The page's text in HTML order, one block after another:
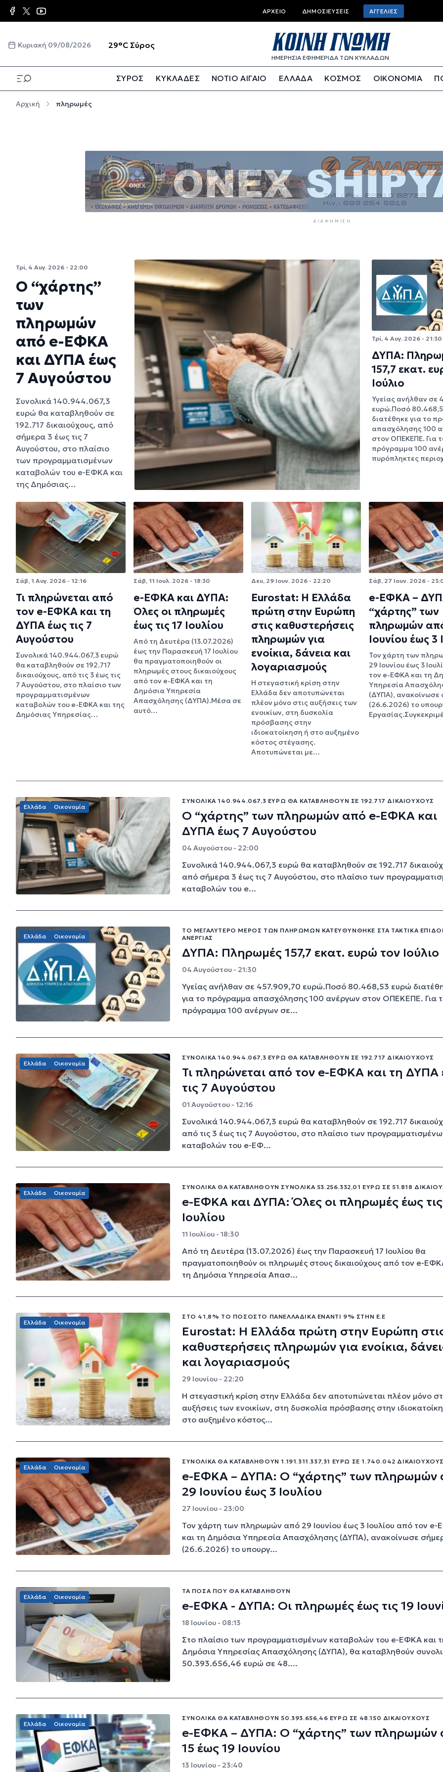
Παράκαμψη προς το κυρίως περιεχόμενο Top bar menu
ΑΡΧΕΊΟ ΔΗΜΟΣΙΕΎΣΕΙΣ ΑΓΓΕΛΊΕΣ
Κυριακή 09/08/2026 29°C Σύρος
ΗΜΕΡΗΣΙΑ ΕΦΗΜΕΡΙΔΑ ΤΩΝ ΚΥΚΛΑΔΩΝ
ΣΥΡΟΣ ΚΥΚΛΑΔΕΣ ΝΟΤΙΟ ΑΙΓΑΙΟ ΕΛΛΑΔΑ ΚΟΣΜΟΣ ΟΙΚΟΝΟΜΙΑ
Αρχική πληρωμές
ΔΙΑΦΉΜΙΣΗ
Τρί, 4 Αυγ. 2026 - 22:00
Ο “χάρτης”
των
πληρωμών
από e-ΕΦΚΑ
και ΔΥΠΑ έως
7 Αυγούστου
Συνολικά 140.944.067,3
ευρώ θα καταβληθούν σε
192.717 δικαιούχους, από
σήμερα 3 έως τις 7
Αυγούστου, στο πλαίσιο
των προγραμματισμένων
καταβολών του e-ΕΦΚΑ και
της Δημόσιας…
Τρί, 4 Αυγ. 2026 - 21:30
ΔΥΠΑ:
157,7 εκατ.
Ιούλιο
Υγείας ανήλθαν σε
ευρώ.Ποσό
διατέθηκε για το
απασχόλησης 100
στον ΟΠΕΚΕΠΕ. Για
πρόγραμμα 100
πυρόπληκτες
Σάβ, 1 Αυγ. 2026 - 12:16
Τι πληρώνεται από
τον e-ΕΦΚΑ και τη
ΔΥΠΑ έως τις 7
Αυγούστου
Συνολικά 140.944.067,3 ευρώ
θα καταβληθούν σε 192.717
δικαιούχους, από τις 3 έως τις
7 Αυγούστου, στο πλαίσιο των
προγραμματισμένων
καταβολών του e-ΕΦΚΑ και της
Δημόσιας Υπηρεσίας…
Σάβ, 11 Ιουλ. 2026 - 18:30
e-ΕΦΚΑ και ΔΥΠΑ:
Όλες οι πληρωμές
έως τις 17 Ιουλίου
Από τη Δευτέρα (13.07.2026)
έως την Παρασκευή 17 Ιουλίου
θα πραγματοποιηθούν οι
πληρωμές στους δικαιούχους
από τον e-ΕΦΚΑ και τη
Δημόσια Υπηρεσία
Απασχόλησης (ΔΥΠΑ).Μέσα σε
αυτό…
Δευ, 29 Ιουν. 2026 - 22:20
Eurostat: Η Ελλάδα
πρώτη στην Ευρώπη
στις καθυστερήσεις
πληρωμών για
ενοίκια, δάνεια και
λογαριασμούς
Η στεγαστική κρίση στην
Ελλάδα δεν αποτυπώνεται
πλέον μόνο στις αυξήσεις των
ενοικίων, στη δυσκολία
πρόσβασης στην
ιδιοκατοίκηση ή στο αυξημένο
κόστος στέγασης.
Αποτυπώνεται με…
Σάβ, 27 Ιουν. 2026 -
e-ΕΦΚΑ –
“χάρτης” των
πληρωμών
Ιουνίου έως 3
Τον χάρτη των
29 Ιουνίου έως 3
τον e-ΕΦΚΑ και τη
Υπηρεσία
(ΔΥΠΑ), ανακοίνωσε
(26.6.2026) το
Ελλάδα Οικονομία
ΣΥΝΟΛΙΚΆ 140.944.067,3 ΕΥΡΏ ΘΑ ΚΑΤΑΒΛΗΘΟΎΝ ΣΕ 192.717 ΔΙΚΑΙΟΎΧΟΥΣ
Ο “χάρτης” των πληρωμών από e-ΕΦΚΑ και
ΔΥΠΑ έως 7 Αυγούστου
04 Αυγούστου - 22:00
Συνολικά 140.944.067,3 ευρώ θα καταβληθούν σε 192.717
από σήμερα 3 έως τις 7 Αυγούστου, στο πλαίσιο των
καταβολών του e...
Ελλάδα Οικονομία
ΤΟ ΜΕΓΑΛΎΤΕΡΟ ΜΈΡΟΣ ΤΩΝ ΠΛΗΡΩΜΏΝ ΚΑΤΕΥΘΎΝΘΗΚΕ ΣΤΑ ΤΑΚΤΙΚΆ
ΑΝΕΡΓΊΑΣ
ΔΥΠΑ: Πληρωμές 157,7 εκατ. ευρώ τον Ιούλιο
04 Αυγούστου - 21:30
Υγείας ανήλθαν σε 457.909,70 ευρώ.Ποσό 80.468,53 ευρώ
για το πρόγραμμα απασχόλησης 100 ανέργων στον ΟΠΕΚΕΠΕ. Για
πρόγραμμα 100 ανέργων σε...
Ελλάδα Οικονομία
ΣΥΝΟΛΙΚΆ 140.944.067,3 ΕΥΡΏ ΘΑ ΚΑΤΑΒΛΗΘΟΎΝ ΣΕ 192.717 ΔΙΚΑΙΟΎΧΟΥΣ
Τι πληρώνεται από τον e-ΕΦΚΑ και τη ΔΥΠΑ
τις 7 Αυγούστου
01 Αυγούστου - 12:16
Συνολικά 140.944.067,3 ευρώ θα καταβληθούν σε 192.717
από τις 3 έως τις 7 Αυγούστου, στο πλαίσιο των
καταβολών του e-ΕΦ...
Ελλάδα Οικονομία
ΣΥΝΟΛΙΚΆ ΘΑ ΚΑΤΑΒΛΗΘΟΎΝ ΣΥΝΟΛΙΚΆ 53.256.332,01 ΕΥΡΏ ΣΕ 51.818
e-ΕΦΚΑ και ΔΥΠΑ: Όλες οι πληρωμές έως τις
Ιουλίου
11 Ιουλίου - 18:30
Από τη Δευτέρα (13.07.2026) έως την Παρασκευή 17 Ιουλίου θα
πραγματοποιηθούν οι πληρωμές στους δικαιούχους από τον e-
τη Δημόσια Υπηρεσία Απασ...
Ελλάδα Οικονομία
ΣΤΟ 41,8% ΤΟ ΠΟΣΟΣΤΌ ΠΑΝΕΛΛΑΔΙΚΆ ΈΝΑΝΤΙ 9% ΣΤΗΝ Ε.Ε
Eurostat: Η Ελλάδα πρώτη στην Ευρώπη
καθυστερήσεις πληρωμών για ενοίκια,
και λογαριασμούς
29 Ιουνίου - 22:20
Η στεγαστική κρίση στην Ελλάδα δεν αποτυπώνεται πλέον μόνο
αυξήσεις των ενοικίων, στη δυσκολία πρόσβασης στην
στο αυξημένο κόστος...
Ελλάδα Οικονομία
ΣΥΝΟΛΙΚΆ ΘΑ ΚΑΤΑΒΛΗΘΟΎΝ 1.191.311.337,31 ΕΥΡΏ ΣΕ 1.740.042 ΔΙΚΑΙΟΎΧΟΥΣ
e-ΕΦΚΑ – ΔΥΠΑ: Ο “χάρτης” των πληρωμών
29 Ιουνίου έως 3 Ιουλίου
27 Ιουνίου - 23:00
Τον χάρτη των πληρωμών από 29 Ιουνίου έως 3 Ιουλίου από τον
και τη Δημόσια Υπηρεσία Απασχόλησης (ΔΥΠΑ), ανακοίνωσε
(26.6.2026) το υπουργ...
Ελλάδα Οικονομία
ΤΑ ΠΟΣΆ ΠΟΥ ΘΑ ΚΑΤΑΒΛΗΘΟΎΝ
e-ΕΦΚΑ - ΔΥΠΑ: Οι πληρωμές έως τις 19
18 Ιουνίου - 08:13
Στο πλαίσιο των προγραμματισμένων καταβολών του e-ΕΦΚΑ και
Δημόσια Υπηρεσίας Απασχόλησης (ΔΥΠΑ), θα καταβληθούν
50.393.656,46 ευρώ σε 48....
Ελλάδα Οικονομία
ΣΥΝΟΛΙΚΆ ΘΑ ΚΑΤΑΒΛΗΘΟΎΝ 50.393.656,46 ΕΥΡΏ ΣΕ 48.150 ΔΙΚΑΙΟΎΧΟΥΣ
e-ΕΦΚΑ – ΔΥΠΑ: Ο “χάρτης” των πληρωμών
15 έως 19 Ιουνίου
13 Ιουνίου - 23:40